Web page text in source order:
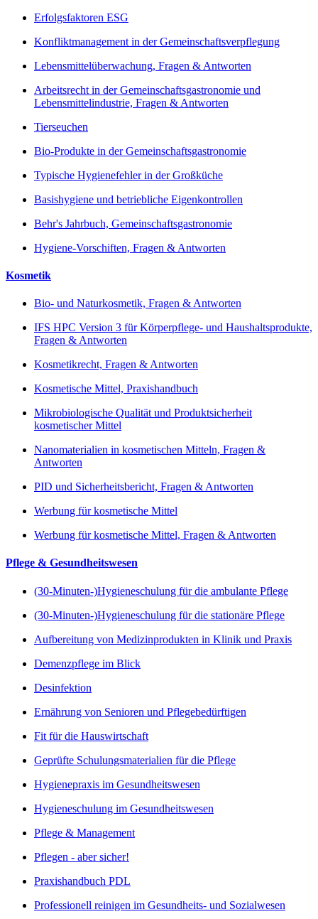
Erfolgsfaktoren ESG
Konfliktmanagement in der Gemeinschaftsverpflegung
Lebensmittelüberwachung, Fragen & Antworten
Arbeitsrecht in der Gemeinschaftsgastronomie und
Lebensmittelindustrie, Fragen & Antworten
Tierseuchen
Bio-Produkte in der Gemeinschaftsgastronomie
Typische Hygienefehler in der Großküche
Basishygiene und betriebliche Eigenkontrollen
Behr's Jahrbuch, Gemeinschaftsgastronomie
Hygiene-Vorschiften, Fragen & Antworten
Kosmetik
Bio- und Naturkosmetik, Fragen & Antworten
IFS HPC Version 3 für Körperpflege- und Haushaltsprodukte,
Fragen & Antworten
Kosmetikrecht, Fragen & Antworten
Kosmetische Mittel, Praxishandbuch
Mikrobiologische Qualität und Produktsicherheit
kosmetischer Mittel
Nanomaterialien in kosmetischen Mitteln, Fragen &
Antworten
PID und Sicherheitsbericht, Fragen & Antworten
Werbung für kosmetische Mittel
Werbung für kosmetische Mittel, Fragen & Antworten
Pflege & Gesundheitswesen
(30-Minuten-)Hygieneschulung für die ambulante Pflege
(30-Minuten-)Hygieneschulung für die stationäre Pflege
Aufbereitung von Medizinprodukten in Klinik und Praxis
Demenzpflege im Blick
Desinfektion
Ernährung von Senioren und Pflegebedürftigen
Fit für die Hauswirtschaft
Geprüfte Schulungsmaterialien für die Pflege
Hygienepraxis im Gesundheitswesen
Hygieneschulung im Gesundheitswesen
Pflege & Management
Pflegen - aber sicher!
Praxishandbuch PDL
Professionell reinigen im Gesundheits- und Sozialwesen